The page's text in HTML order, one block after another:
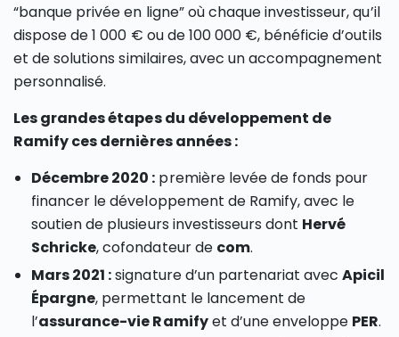
“banque privée en ligne” où chaque investisseur, qu’il
dispose de 1 000 € ou de 100 000 €, bénéficie d’outils
et de solutions similaires, avec un accompagnement
personnalisé.
Les grandes étapes du développement de
Ramify ces dernières années :
Décembre 2020 : première levée de fonds pour
financer le développement de Ramify, avec le
soutien de plusieurs investisseurs dont Hervé
Schricke, cofondateur de com.
Mars 2021 :signature d’un partenariat avecApicil
Épargne, permettant le lancement de
l’assurance-vie Ramifyet d’une enveloppe PER.